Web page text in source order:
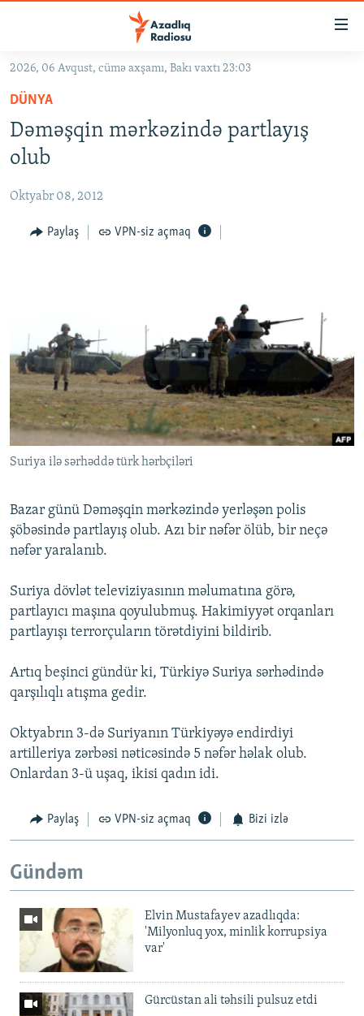
Əsas
qayıt
Əsas
naviqasiyaya
qayıt
Axtarışa
KORRUPSIOMETR
FƏRQƏ BAX
QANUNI DOĞRU
FOTOQALEREYA
İNFOQRAFIKA
KARIKATURA
RADIO ARXIV
OXU ZALI
AZƏRBAYCAN ƏDƏBIYYATI KITABXANASI
İSLAM VƏ DEMOKRATIYA
İZ - MƏDƏNIYYƏT PROQRAMI
HAQQIMIZDA
MISSIYAMIZ
PEŞƏ ETIKASI VƏ JURNALISTIKA STANDARTLARIMIZ
MATERIALLARIMIZDAN ISTIFADƏ
AZADLIQRADIOSU MOBIL TELEFONUNUZDA
XƏBƏR BÜLLETENLƏRIMIZ
BIZI IZLƏ
RFE/RL-in bütün saytları
2026, 06 Avqust, cümə axşamı, Bakı vaxtı 23:03
DÜNYA
Dəməşqin mərkəzində partlayış
olub
Oktyabr 08, 2012
Paylaş VPN-siz açmaq
Suriya ilə sərhəddə türk hərbçiləri
Bazar günü Dəməşqin mərkəzində yerləşən polis
şöbəsində partlayış olub. Azı bir nəfər ölüb, bir neçə
nəfər yaralanıb.
Suriya dövlət televiziyasının məlumatına görə,
partlayıcı maşına qoyulubmuş. Hakimiyyət orqanları
partlayışı terrorçuların törətdiyini bildirib.
Artıq beşinci gündür ki, Türkiyə Suriya sərhədində
qarşılıqlı atışma gedir.
Oktyabrın 3-də Suriyanın Türkiyəyə endirdiyi
artilleriya zərbəsi nəticəsində 5 nəfər həlak olub.
Onlardan 3-ü uşaq, ikisi qadın idi.
Paylaş VPN-siz açmaq Bizi izlə
Gündəm
Elvin Mustafayev azadlıqda:
'Milyonluq yox, minlik korrupsiya
var'
Gürcüstan ali təhsili pulsuz etdi